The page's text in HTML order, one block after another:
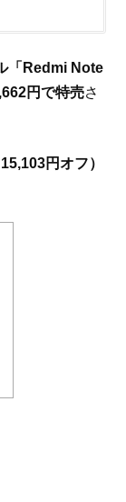
「Redmi Note
円で特売さ
円オフ）